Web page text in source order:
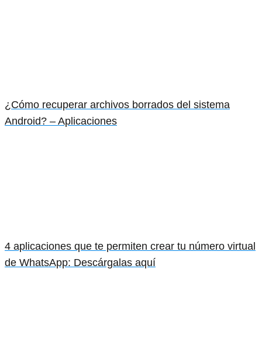
¿Cómo recuperar archivos borrados del sistema
Android? – Aplicaciones
4 aplicaciones que te permiten crear tu número virtual
de WhatsApp: Descárgalas aquí